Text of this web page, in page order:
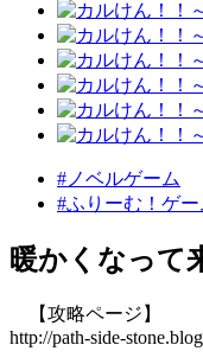
#ノベルゲーム
#ふりーむ！ゲ
暖かくなって
【攻略ページ】
http://path-side-